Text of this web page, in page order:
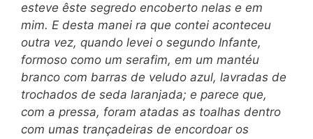
esteve êste segredo encoberto nelas e em
mim. E desta manei ra que contei aconteceu
outra vez, quando levei o segundo Infante,
formoso como um serafim, em um mantéu
branco com barras de veludo azul, lavradas de
trochados de seda laranjada; e parece que,
com a pressa, foram atadas as toalhas dentro
com umas trançadeiras de encordoar os